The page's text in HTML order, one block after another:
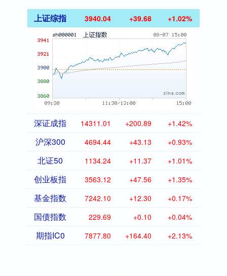
上证综指 3940.04 +39.68 +1.02%
深证成指 14311.01 +200.89 +1.42%
沪深300 4694.44 +43.13 +0.93%
北证50 1134.24 +11.37 +1.01%
创业板指 3563.12 +47.56 +1.35%
基金指数 7242.10 +12.30 +0.17%
国债指数 229.69 +0.10 +0.04%
期指IC0 7877.80 +164.40 +2.13%